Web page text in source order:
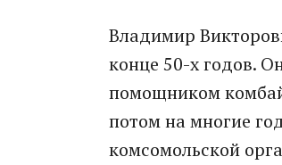
Владимир
конце 50-х годов.
помощником
потом на многие
комсомольской